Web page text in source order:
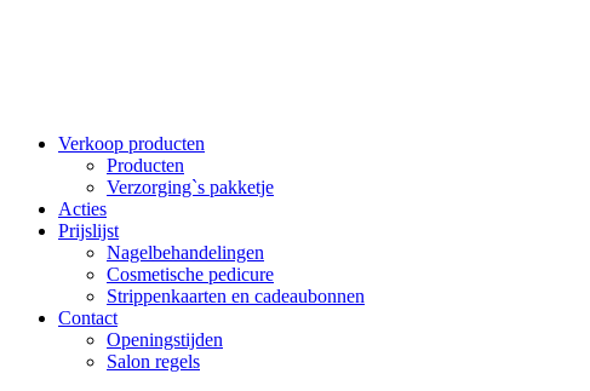
Verkoop producten
Producten
Verzorging`s pakketje
Acties
Prijslijst
Nagelbehandelingen
Cosmetische pedicure
Strippenkaarten en cadeaubonnen
Contact
Openingstijden
Salon regels